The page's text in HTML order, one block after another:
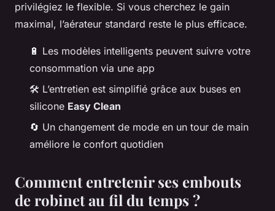
privilégiez le flexible. Si vous cherchez le gain
maximal, l’aérateur standard reste le plus efficace.
🔋 Les modèles intelligents peuvent suivre votre
consommation via une app
🛠️ L’entretien est simplifié grâce aux buses en
silicone Easy Clean
🔄 Un changement de mode en un tour de main
améliore le confort quotidien
Comment entretenir ses embouts
de robinet au fil du temps ?